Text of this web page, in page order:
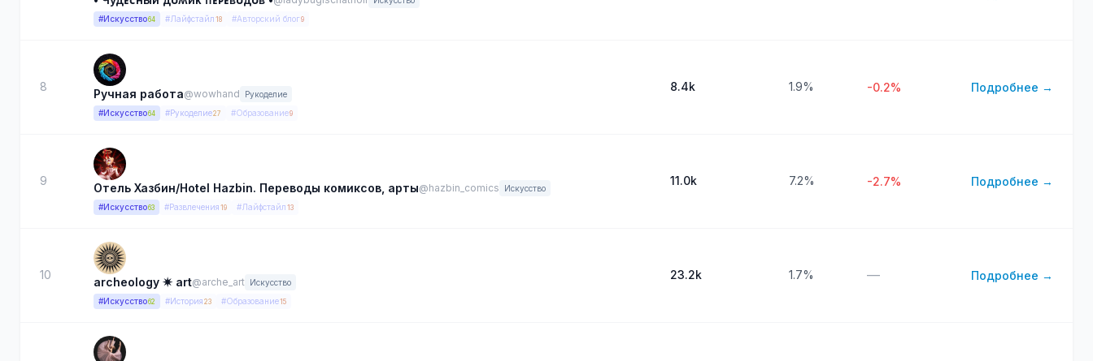
#Искусство64 #Лайфстайл 18 #Авторский блог 9
8
Ручная работа@wowhand
Рукоделие
#Искусство64 #Рукоделие27 #Образование9
8.4k 1.9% -0.2% Подробнее →
9
Отель Хазбин/Hotel Hazbin. Переводы комиксов, арты@hazbin_comics
Искусство
#Искусство63 #Развлечения 19 #Лайфстайл 13
11.0k 7.2% -2.7% Подробнее →
10
archeology ✷ art@arche_art Искусство
#Искусство62 #История 23 #Образование15
23.2k 1.7% — Подробнее →